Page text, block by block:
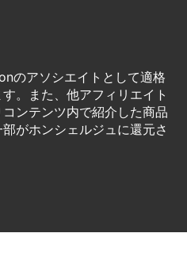
のアソシエイトとして適格
。また、他アフィリエイト
ンテンツ内で紹介した商品
がホンシェルジュに還元さ